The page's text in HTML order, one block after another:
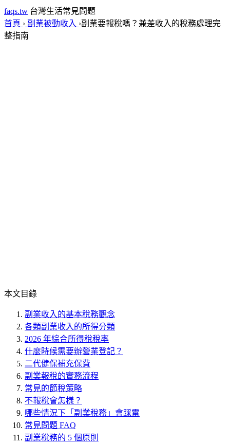
faqs.tw 台灣生活常見問題
首頁 › 副業被動收入 ›副業要報稅嗎？兼差收入的稅務處理完
整指南
本文目錄
副業收入的基本稅務觀念
各類副業收入的所得分類
2026 年綜合所得稅稅率
什麼時候需要辦營業登記？
二代健保補充保費
副業報稅的實務流程
常見的節稅策略
不報稅會怎樣？
哪些情況下「副業稅務」會踩雷
常見問題 FAQ
副業稅務的 5 個原則